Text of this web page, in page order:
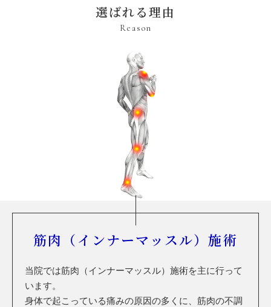
選ばれる理由
Reason
筋肉（インナーマッスル）施術
当院では筋肉（インナーマッスル）施術を主に行って
います。
身体で起こっている痛みの原因の多くに、筋肉の不調